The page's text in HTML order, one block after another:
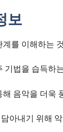
보
를 이해하는
기법을 습득하
음악을 더욱
아내기 위해